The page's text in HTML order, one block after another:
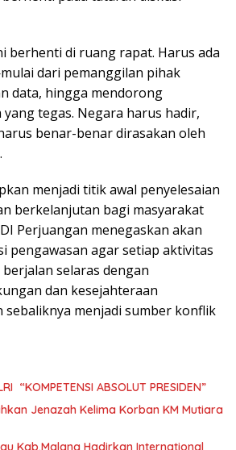
berhenti di ruang rapat. Harus ada
dari pemanggilan pihak
data, hingga mendorong
tegas. Negara harus hadir,
benar-benar dirasakan oleh
menjadi titik awal penyelesaian
berkelanjutan bagi masyarakat
Perjuangan menegaskan akan
pengawasan agar setiap aktivitas
selaras dengan
dan kesejahteraan
sebaliknya menjadi sumber konflik
PENGGANTIAN KAPOLRI “KOMPETENSI ABSOLUT PRESIDEN”
Jenazah Kelima Korban KM Mutiara
Kab.Malang Hadirkan International